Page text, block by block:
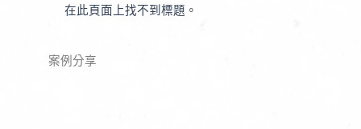
在此頁面上找不到標題。
案例分享